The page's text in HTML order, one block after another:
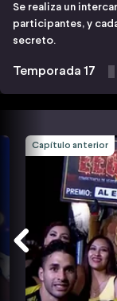
Se realiza un
participantes, y
secreto.
Temporada 17
Capítulo anterior